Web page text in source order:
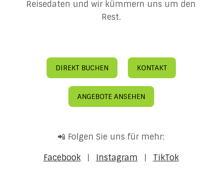
Reisedaten und wir kümmern uns um den
Rest.
DIREKT BUCHEN KONTAKT
ANGEBOTE ANSEHEN
📲 Folgen Sie uns für mehr:
Facebook
Instagram TikTok